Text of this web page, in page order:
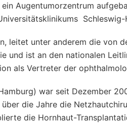
ein Augentumorzentrum
Schleswig-
leitet unter anderem die von
und ist an den nationalen
als Vertreter der
war seit Dezember
die Jahre die
die Hornhaut-